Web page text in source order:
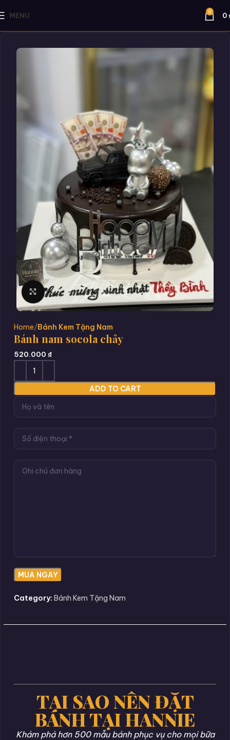
MENU 0 0
Click to enlarge
Home Bánh Kem Tặng Nam
Bánh nam socola chảy
520.000 ₫
ADD TO CART
Category: Bánh Kem Tặng Nam
TẠI SAO NÊN ĐẶT
BÁNH TẠI HANNIE
Khám phá hơn 500 mẫu bánh phục vụ cho mọi bữa